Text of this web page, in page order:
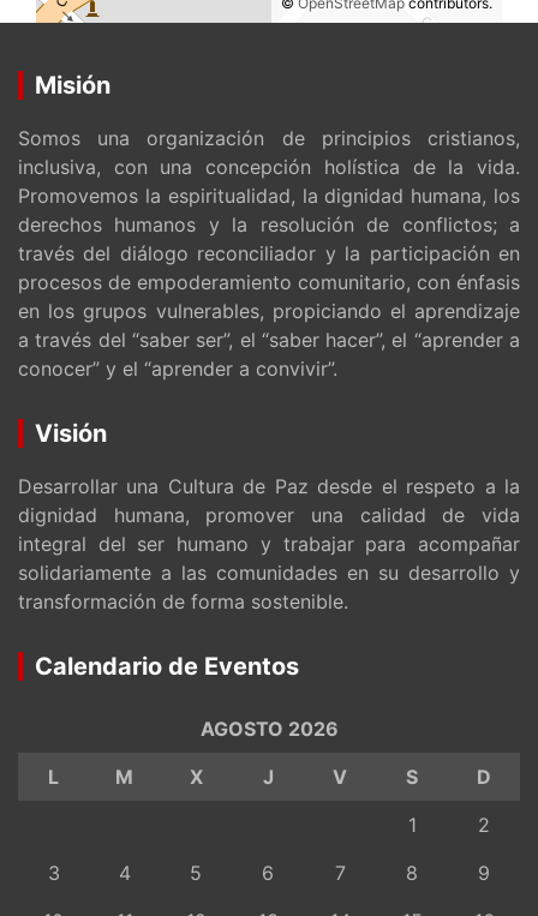
Misión
Somos una organización de principios cristianos,
inclusiva, con una concepción holística de la vida.
Promovemos la espiritualidad, la dignidad humana, los
derechos humanos y la resolución de conflictos; a
través del diálogo reconciliador y la participación en
procesos de empoderamiento comunitario, con énfasis
en los grupos vulnerables, propiciando el aprendizaje
a través del “saber ser”, el “saber hacer”, el “aprender a
conocer” y el “aprender a convivir”.
Visión
Desarrollar una Cultura de Paz desde el respeto a la
dignidad humana, promover una calidad de vida
integral del ser humano y trabajar para acompañar
solidariamente a las comunidades en su desarrollo y
transformación de forma sostenible.
Calendario de Eventos
AGOSTO 2026
L
M X J V S
D
1
2
3
4 5 6 7 8
9